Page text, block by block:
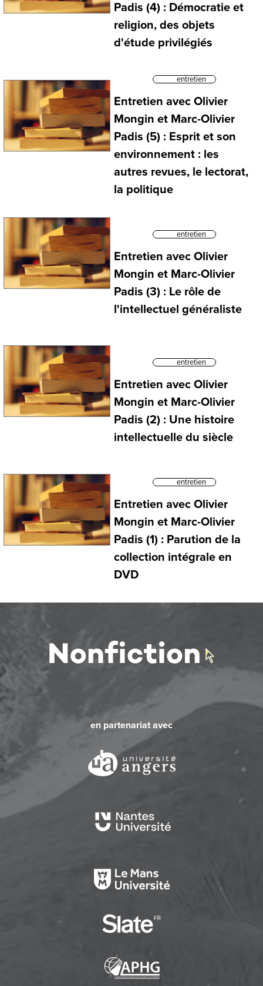
Padis (4) : Démocratie et
religion, des objets
d'étude privilégiés
entretien
Entretien avec Olivier
Mongin et Marc-Olivier
Padis (5) : Esprit et son
environnement : les
autres revues, le lectorat,
la politique
entretien
Entretien avec Olivier
Mongin et Marc-Olivier
Padis (3) : Le rôle de
l'intellectuel généraliste
entretien
Entretien avec Olivier
Mongin et Marc-Olivier
Padis (2) : Une histoire
intellectuelle du siècle
entretien
Entretien avec Olivier
Mongin et Marc-Olivier
Padis (1) : Parution de la
collection intégrale en
DVD
en partenariat avec